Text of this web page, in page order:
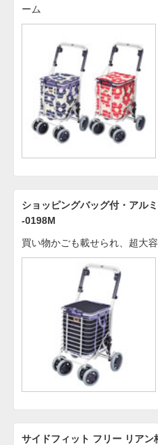
ーム
ショッピングバッグ付・アル
-0198M
買い物かごも載せられ、超大
サイドフィット フリー リア